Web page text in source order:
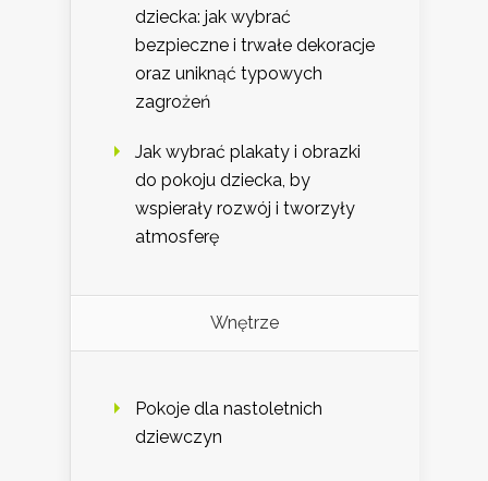
dziecka: jak wybrać
bezpieczne i trwałe dekoracje
oraz uniknąć typowych
zagrożeń
Jak wybrać plakaty i obrazki
do pokoju dziecka, by
wspierały rozwój i tworzyły
atmosferę
Wnętrze
Pokoje dla nastoletnich
dziewczyn